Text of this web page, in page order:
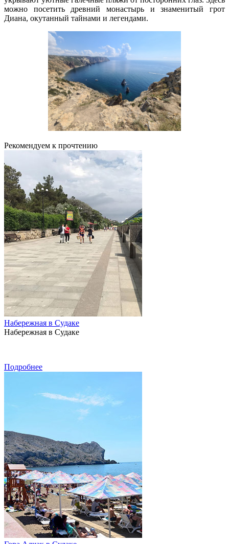
можно посетить древний монастырь и знаменитый грот
Диана, окутанный тайнами и легендами.
Рекомендуем к прочтению
Набережная в Судаке
Набережная в Судаке
Подробнее